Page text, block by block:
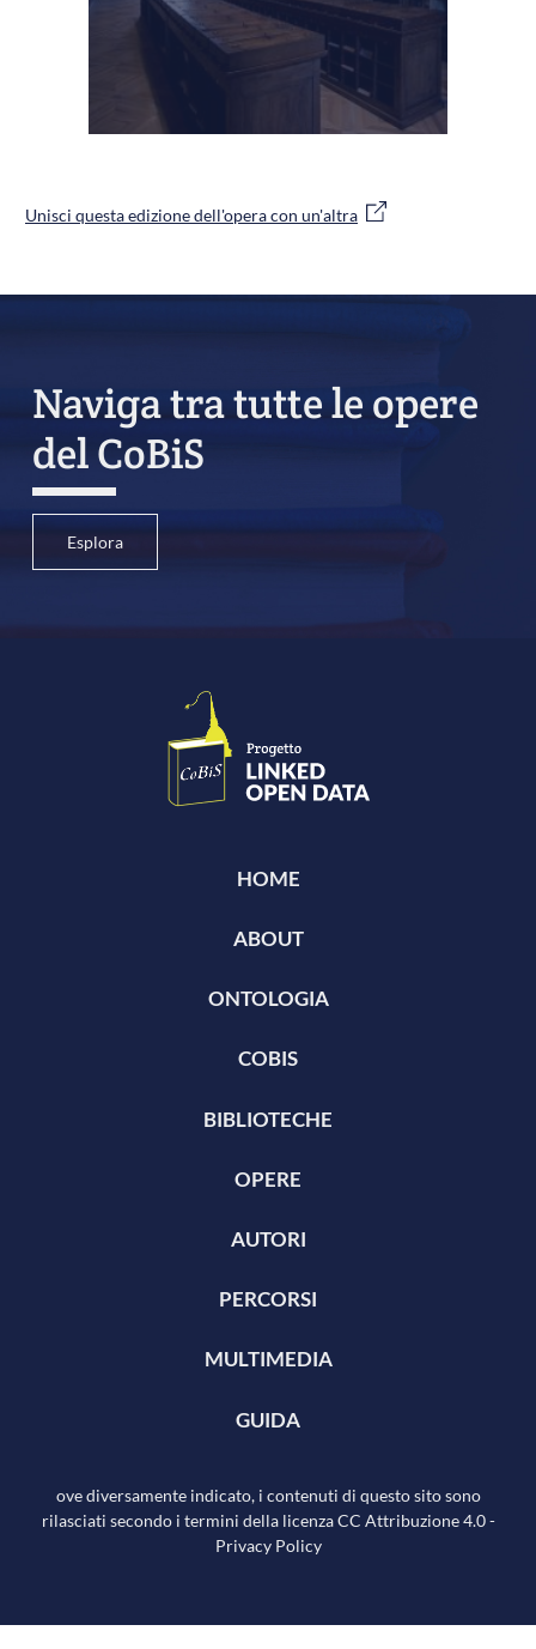
Unisci questa edizione dell'opera con un'altra
Naviga tra tutte le opere
del CoBiS
Esplora
HOME
ABOUT
ONTOLOGIA
COBIS
BIBLIOTECHE
OPERE
AUTORI
PERCORSI
MULTIMEDIA
GUIDA
ove diversamente indicato, i contenuti di questo sito sono
rilasciati secondo i termini della licenza CC Attribuzione 4.0-
Privacy Policy